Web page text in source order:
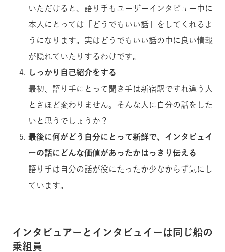
いただけると、語り手もユーザーインタビュー中に
本人にとっては「どうでもいい話」をしてくれるよ
うになります。実はどうでもいい話の中に良い情報
が隠れていたりするわけです。
しっかり自己紹介をする
最初、語り手にとって聞き手は新宿駅ですれ違う人
とさほど変わりません。そんな人に自分の話をした
いと思うでしょうか？
最後に何がどう自分にとって新鮮で、インタビュイ
ーの話にどんな価値があったかはっきり伝える
語り手は自分の話が役にたったか少なからず気にし
ています。
インタビュアーとインタビュイーは同じ船の
乗組員